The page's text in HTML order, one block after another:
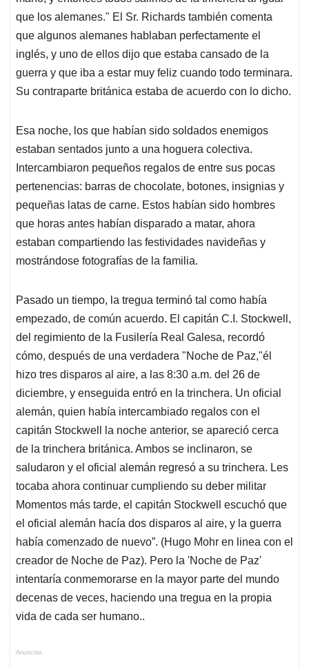
que los alemanes." El Sr. Richards también comenta
que algunos alemanes hablaban perfectamente el
inglés, y uno de ellos dijo que estaba cansado de la
guerra y que iba a estar muy feliz cuando todo terminara.
Su contraparte británica estaba de acuerdo con lo dicho.
Esa noche, los que habían sido soldados enemigos
estaban sentados junto a una hoguera colectiva.
Intercambiaron pequeños regalos de entre sus pocas
pertenencias: barras de chocolate, botones, insignias y
pequeñas latas de carne. Estos habían sido hombres
que horas antes habían disparado a matar, ahora
estaban compartiendo las festividades navideñas y
mostrándose fotografías de la familia.
Pasado un tiempo, la tregua terminó tal como había
empezado, de común acuerdo. El capitán C.I. Stockwell,
del regimiento de la Fusilería Real Galesa, recordó
cómo, después de una verdadera "Noche de Paz,"él
hizo tres disparos al aire, a las 8:30 a.m. del 26 de
diciembre, y enseguida entró en la trinchera. Un oficial
alemán, quien había intercambiado regalos con el
capitán Stockwell la noche anterior, se apareció cerca
de la trinchera británica. Ambos se inclinaron, se
saludaron y el oficial alemán regresó a su trinchera. Les
tocaba ahora continuar cumpliendo su deber militar
Momentos más tarde, el capitán Stockwell escuchó que
el oficial alemán hacía dos disparos al aire, y la guerra
había comenzado de nuevo”. (Hugo Mohr en linea con el
creador de Noche de Paz). Pero la 'Noche de Paz'
intentaría conmemorarse en la mayor parte del mundo
decenas de veces, haciendo una tregua en la propia
vida de cada ser humano..
Anuncios.